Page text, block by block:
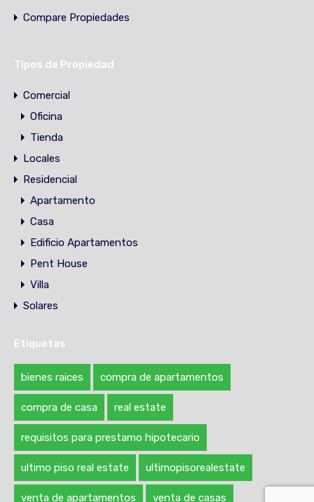
Compare Propiedades
Tipos de Propiedad
Comercial
Oficina
Tienda
Locales
Residencial
Apartamento
Casa
Edificio Apartamentos
Pent House
Villa
Solares
Etiquetas
bienes raices compra de apartamentos
compra de casa real estate
requisitos para prestamo hipotecario
ultimo piso real estate ultimopisorealestate
venta de apartamentos venta de casas